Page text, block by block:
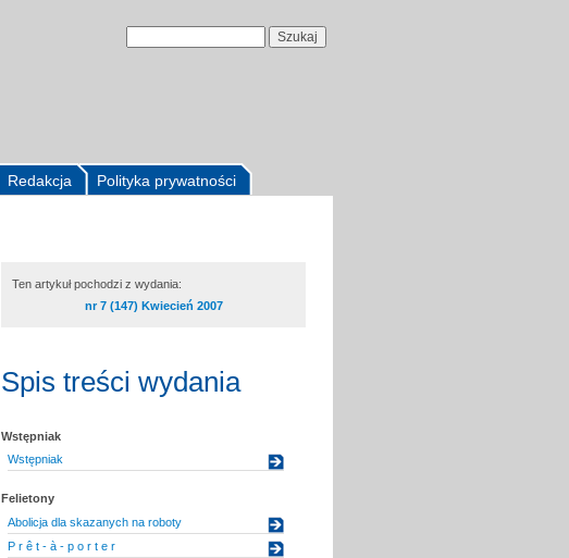
Polityka prywatności
Redakcja
Ten artykuł pochodzi z wydania:
nr 7 (147) Kwiecień 2007
Spis treści wydania
Wstępniak
Wstępniak
Felietony
Abolicja dla skazanych na roboty
P r ê t - à - p o r t e r